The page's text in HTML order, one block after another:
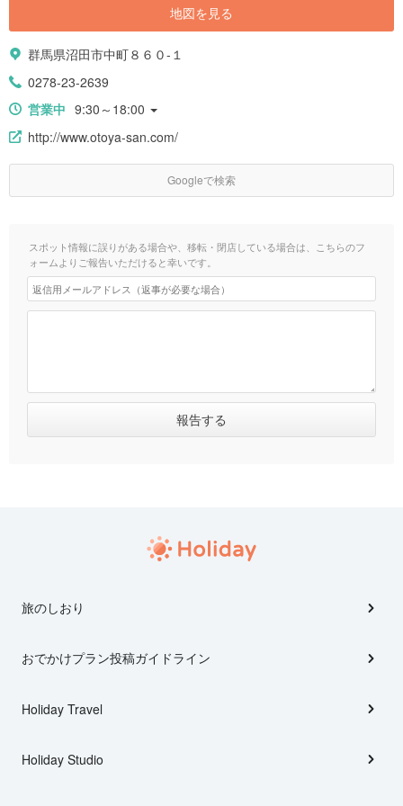
地図を見る
群馬県沼田市中町８６０-１
0278-23-2639
営業中 9:30～18:00
http://www.otoya-san.com/
Googleで検索
スポット情報に誤りがある場合や、移転・閉店している場合は、こちらのフ
ォームよりご報告いただけると幸いです。
旅のしおり
おでかけプラン投稿ガイドライン
Holiday Travel
Holiday Studio